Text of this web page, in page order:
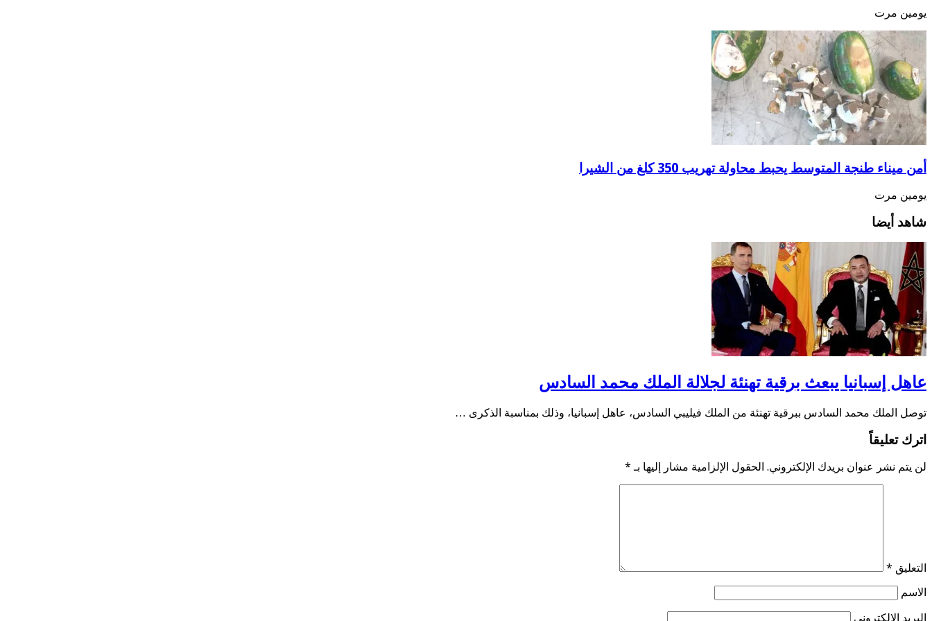
يومين مرت
أمن ميناء طنجة المتوسط يحبط محاولة تهريب 350 كلغ من الشيرا
يومين مرت
شاهد أيضا
عاهل إسبانيا يبعث برقية تهنئة لجلالة الملك محمد السادس
توصل الملك محمد السادس ببرقية تهنئة من الملك فيليبي السادس، عاهل إسبانيا، وذلك بمناسبة الذكرى …
اترك تعليقاً
لن يتم نشر عنوان بريدك الإلكتروني. الحقول الإلزامية مشار إليها بـ *
التعليق *
الاسم
البريد الإلكتروني